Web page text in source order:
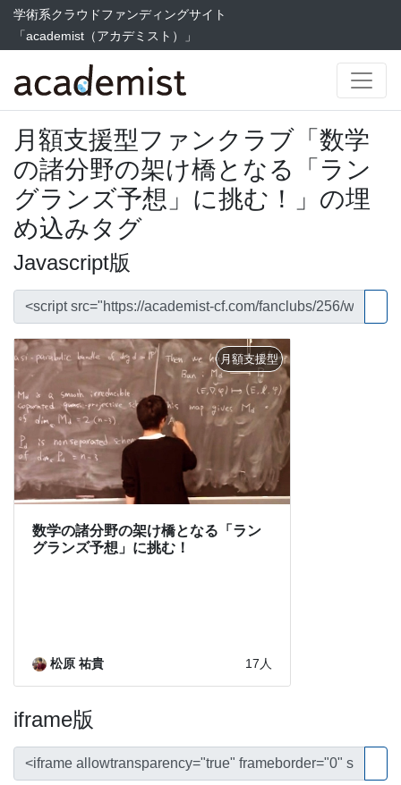
学術系クラウドファンディングサイト
「academist（アカデミスト）」
月額支援型ファンクラブ「数学
の諸分野の架け橋となる「ラン
グランズ予想」に挑む！」の埋
め込みタグ
Javascript版
iframe版